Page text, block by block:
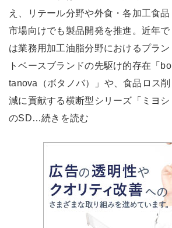
え、リテール分野や外食・各加工食品
市場向けでも製品開発を推進。近年で
は業務用加工油脂分野におけるプラン
トベースブランドの先駆け的存在「bo
tanova（ボタノバ）」や、食品ロス削
減に貢献する横断型シリーズ「ミヨシ
のSD…続きを読む